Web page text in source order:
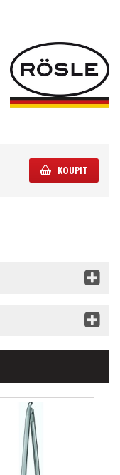
KOUPIT